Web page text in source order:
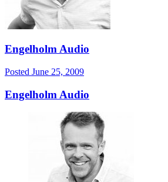
Engelholm Audio
Posted June 25, 2009
Engelholm Audio